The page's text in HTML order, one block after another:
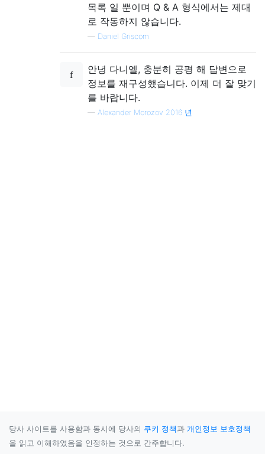
목록 일 뿐이며 Q & A 형식에서는 제대
로 작동하지 않습니다.
— Daniel Griscom
안녕 다니엘, 충분히 공평 해 답변으로
정보를 재구성했습니다. 이제 더 잘 맞기
를 바랍니다.
— Alexander Morozov 2016 년
당사 사이트를 사용함과 동시에 당사의 쿠키 정책과 개인정보 보호정책
을 읽고 이해하였음을 인정하는 것으로 간주합니다.